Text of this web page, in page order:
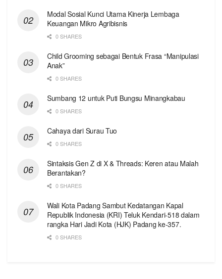
Modal Sosial Kunci Utama Kinerja Lembaga
Keuangan Mikro Agribisnis
0 SHARES
Child Grooming sebagai Bentuk Frasa “Manipulasi
Anak”
0 SHARES
Sumbang 12 untuk Puti Bungsu Minangkabau
0 SHARES
Cahaya dari Surau Tuo
0 SHARES
Sintaksis Gen Z di X & Threads: Keren atau Malah
Berantakan?
0 SHARES
Wali Kota Padang Sambut Kedatangan Kapal
Republik Indonesia (KRI) Teluk Kendari-518 dalam
rangka Hari Jadi Kota (HJK) Padang ke-357.
0 SHARES